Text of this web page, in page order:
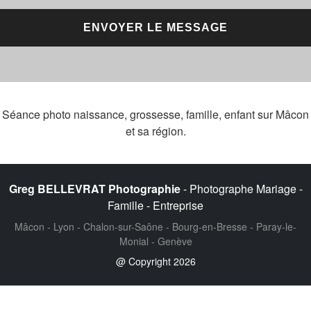
Séance photo naissance, grossesse, famille, enfant sur Mâcon
et sa région.
Greg BELLEVRAT Photographie- Photographe Mariage -
Famille - Entreprise
Mâcon - Lyon - Chalon-sur-Saône - Bourg-en-Bresse - Paray-le-
Monial - Genève
@ Copyright 2026